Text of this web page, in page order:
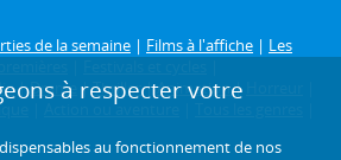
de la semaine | Films à l'affiche | Les
|Drame |Thriller|Animation|
Action ou aventure
à respecter votre
au fonctionnement de nos